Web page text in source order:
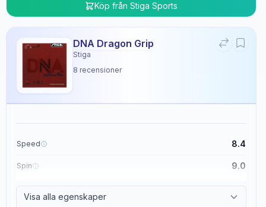
Köp från Stiga Sports
DNA Dragon Grip
Stiga
8 recensioner
Speed 8.4
Spin 9.0
Visa alla egenskaper